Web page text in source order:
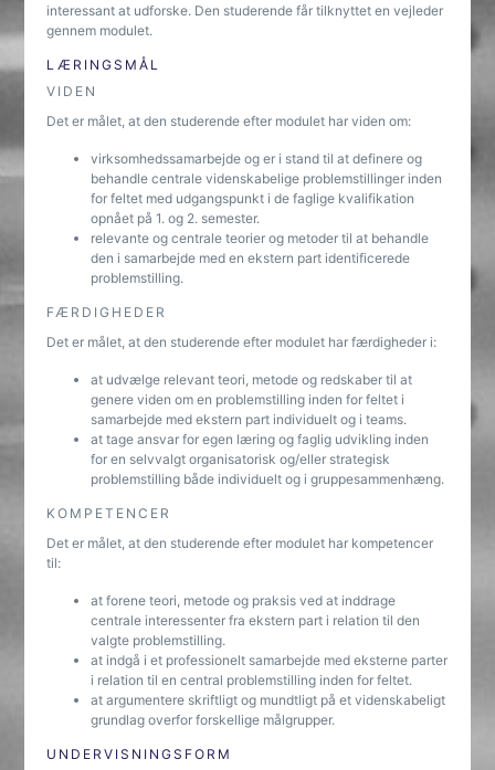
interessant at udforske. Den studerende får tilknyttet en vejleder
gennem modulet.
LÆRINGSMÅL
VIDEN
Det er målet, at den studerende efter modulet har viden om:
virksomhedssamarbejde og er i stand til at definere og
behandle centrale videnskabelige problemstillinger inden
for feltet med udgangspunkt i de faglige kvalifikation
opnået på 1. og 2. semester.
relevante og centrale teorier og metoder til at behandle
den i samarbejde med en ekstern part identificerede
problemstilling.
FÆRDIGHEDER
Det er målet, at den studerende efter modulet har færdigheder i:
at udvælge relevant teori, metode og redskaber til at
genere viden om en problemstilling inden for feltet i
samarbejde med ekstern part individuelt og i teams.
at tage ansvar for egen læring og faglig udvikling inden
for en selvvalgt organisatorisk og/eller strategisk
problemstilling både individuelt og i gruppesammenhæng.
KOMPETENCER
Det er målet, at den studerende efter modulet har kompetencer
til:
at forene teori, metode og praksis ved at inddrage
centrale interessenter fra ekstern part i relation til den
valgte problemstilling.
at indgå i et professionelt samarbejde med eksterne parter
i relation til en central problemstilling inden for feltet.
at argumentere skriftligt og mundtligt på et videnskabeligt
grundlag overfor forskellige målgrupper.
UNDERVISNINGSFORM